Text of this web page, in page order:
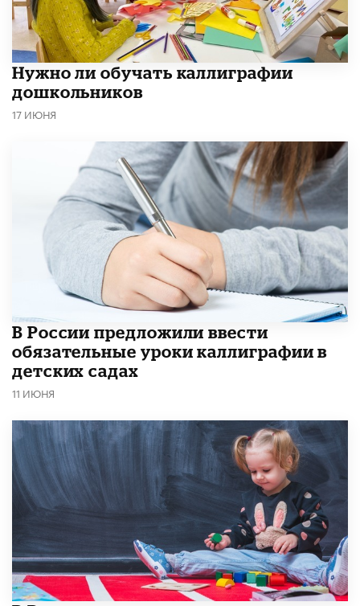
Нужно ли обучать каллиграфии
дошкольников
17 ИЮНЯ
В России предложили ввести
обязательные уроки каллиграфии в
детских садах
11 ИЮНЯ